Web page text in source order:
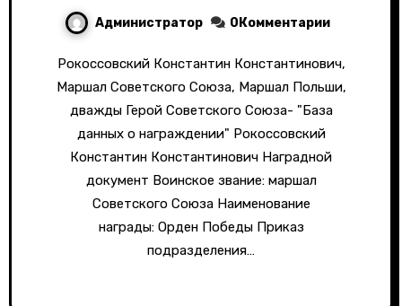
Администратор 0Комментарии
Рокоссовский Константин Константинович,
Маршал Советского Союза, Маршал Польши,
дважды Герой Советского Союза- "База
данных о награждении" Рокоссовский
Константин Константинович Наградной
документ Воинское звание: маршал
Советского Союза Наименование
награды: Орден Победы Приказ
подразделения…